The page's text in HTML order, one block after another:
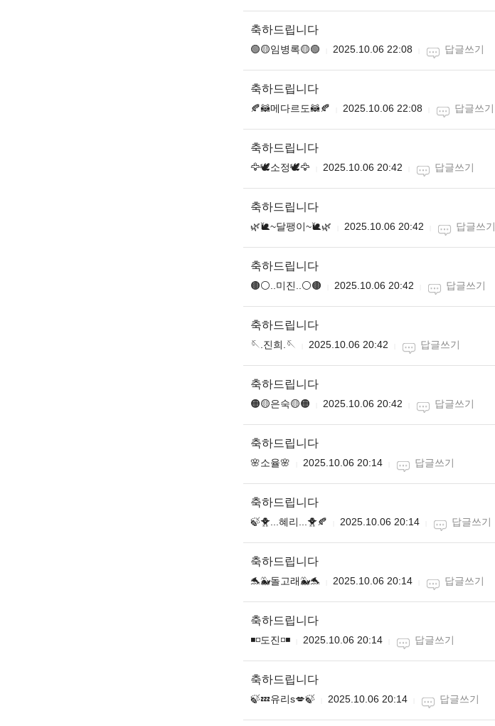
축하드립니다
🟢🟡임병록🟡🟢 2025.10.06 22:08 답글쓰기
축하드립니다
🍂🦝메다르도🦝🍂 2025.10.06 22:08 답글쓰기
축하드립니다
🦅🕊소정🕊🦅 2025.10.06 20:42 답글쓰기
축하드립니다
🌿🐌~달팽이~🐌🌿 2025.10.06 20:42 답글쓰기
축하드립니다
🟤⚪️..미진..⚪️🟤 2025.10.06 20:42 답글쓰기
축하드립니다
🪡.진희.🪡 2025.10.06 20:42 답글쓰기
축하드립니다
🟠🟡은숙🟡🟠 2025.10.06 20:42 답글쓰기
축하드립니다
🌸소율🌸 2025.10.06 20:14 답글쓰기
축하드립니다
🍃🐥...혜리...🐥🍂 2025.10.06 20:14 답글쓰기
축하드립니다
🐬🐳돌고래🐳🐬 2025.10.06 20:14 답글쓰기
축하드립니다
◾️◽️도진◽️◾️ 2025.10.06 20:14 답글쓰기
축하드립니다
🍃💤유리s💋🍃 2025.10.06 20:14 답글쓰기